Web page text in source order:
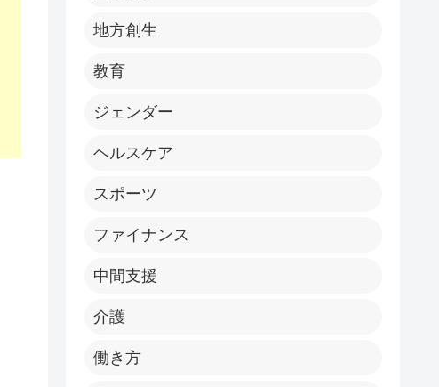
地方創生
教育
ジェンダー
ヘルスケア
スポーツ
ファイナンス
中間支援
介護
働き方